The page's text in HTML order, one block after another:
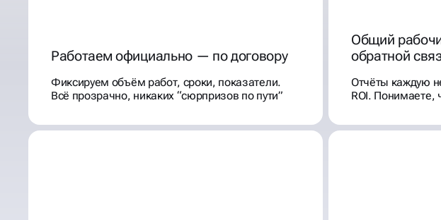
Работаем официально — по договору
Фиксируем объём работ, сроки, показатели.
Всё прозрачно, никаких “сюрпризов по пути”
Общий
обратной
Отчёты каждую
ROI. Понимаете,